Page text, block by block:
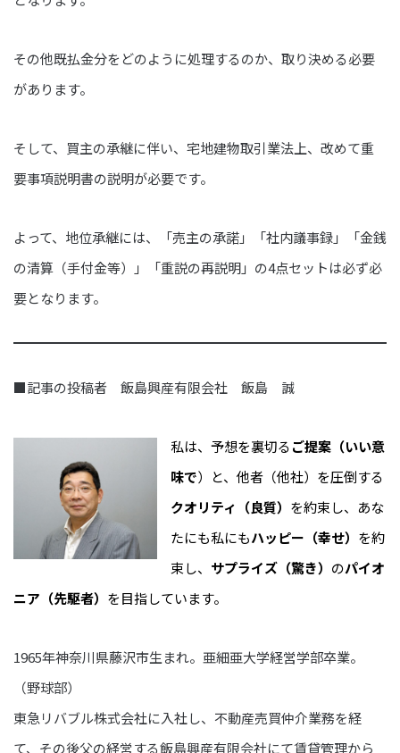
その他既払金分をどのように処理するのか、取り決める必要
があります。
そして、買主の承継に伴い、宅地建物取引業法上、改めて重
要事項説明書の説明が必要です。
よって、地位承継には、「売主の承諾」「社内議事録」「金銭
の清算（手付金等）」「重説の再説明」の4点セットは必ず必
要となります。
■記事の投稿者 飯島興産有限会社 飯島 誠
私は、予想を裏切るご提案（いい意
味で）と、他者（他社）を圧倒する
クオリティ（良質） を約束し、あな
たにも私にもハッピー（幸せ） を約
束し、 サプライズ（驚き） のパイオ
ニア（先駆者） を目指しています。
1965年神奈川県藤沢市生まれ。亜細亜大学経営学部卒業。
（野球部）
東急リバブル株式会社に入社し、不動産売買仲介業務を経
て、その後父の経営する飯島興産有限会社にて賃貸管理から